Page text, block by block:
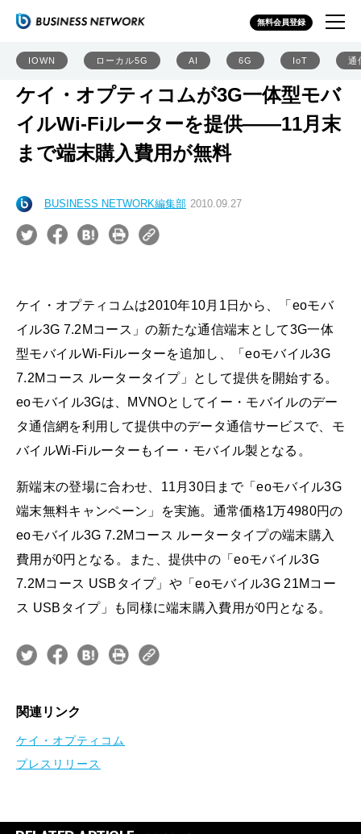
無料会員登録
IOWN ローカル5G AI 6G IoT 通
ケイ・オプティコムが3G一体型モバ
イルWi-Fiルーターを提供――11月末
まで端末購入費用が無料
BUSINESS NETWORK編集部 2010.09.27
ケイ・オプティコムは2010年10月1日から、「eoモバ
イル3G 7.2Mコース」の新たな通信端末として3G一体
型モバイルWi-Fiルーターを追加し、「eoモバイル3G
7.2Mコース ルータータイプ」として提供を開始する。
eoモバイル3Gは、MVNOとしてイー・モバイルのデー
タ通信網を利用して提供中のデータ通信サービスで、モ
バイルWi-Fiルーターもイー・モバイル製となる。
新端末の登場に合わせ、11月30日まで「eoモバイル3G
端末無料キャンペーン」を実施。通常価格1万4980円の
eoモバイル3G 7.2Mコース ルータータイプの端末購入
費用が0円となる。また、提供中の「eoモバイル3G
7.2Mコース USBタイプ」や「eoモバイル3G 21Mコー
ス USBタイプ」も同様に端末購入費用が0円となる。
関連リンク
ケイ・オプティコム
プレスリリース